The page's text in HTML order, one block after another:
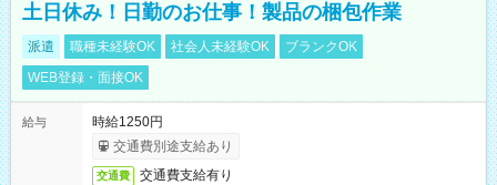
土日休み！日勤のお仕事！製品の梱包作業
派遣 職種未経験OK 社会人未経験OK
ブランクOK
WEB登録・面接OK
給与
時給1250円
交通費別途支給あり
交通費 交通費支給有り